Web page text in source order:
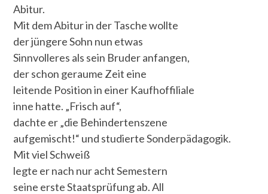
Abitur.
Mit dem Abitur in der Tasche wollte
der jüngere Sohn nun etwas
Sinnvolleres als sein Bruder anfangen,
der schon geraume Zeit eine
leitende Position in einer Kaufhoffiliale
inne hatte. „Frisch auf“,
dachte er „die Behindertenszene
aufgemischt!“ und studierte Sonderpädagogik.
Mit viel Schweiß
legte er nach nur acht Semestern
seine erste Staatsprüfung ab. All